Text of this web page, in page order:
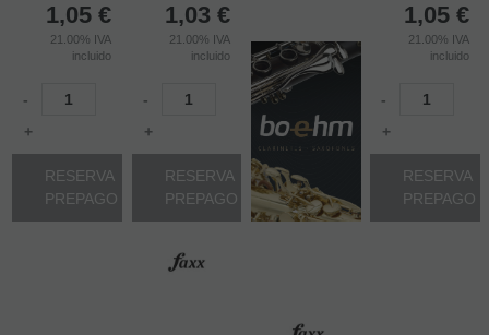
1,05 €
21.00% IVA
incluido
-
+
RESERVA
PREPAGO
1,03 €
21.00% IVA
incluido
-
+
RESERVA
PREPAGO
1,05 €
21.00% IVA
incluido
-
+
RESERVA
PREPAGO